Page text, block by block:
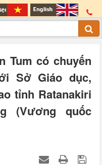
Tum có chuyến
Sở Giáo dục,
tỉnh Ratanakiri
(Vương quốc